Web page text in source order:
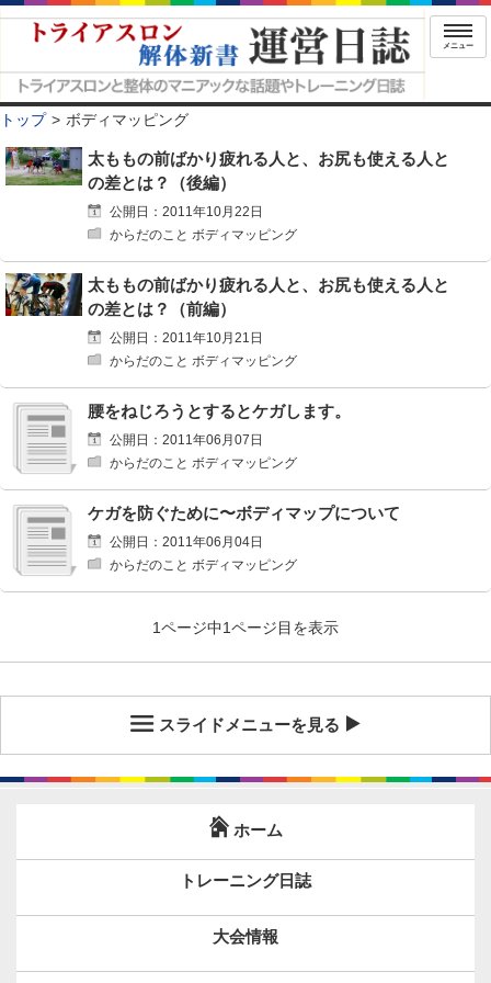
メニュー
トップ ボディマッピング
太ももの前ばかり疲れる人と、お尻も使える人と
の差とは？（後編）
公開日：2011年10月22日
からだのこと ボディマッピング
太ももの前ばかり疲れる人と、お尻も使える人と
の差とは？（前編）
公開日：2011年10月21日
からだのこと ボディマッピング
腰をねじろうとするとケガします。
公開日：2011年06月07日
からだのこと ボディマッピング
ケガを防ぐために〜ボディマップについて
公開日：2011年06月04日
からだのこと ボディマッピング
1ページ中1ページ目を表示
スライドメニューを見る
ホーム
トレーニング日誌
大会情報